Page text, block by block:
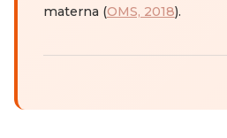
materna (OMS, 2018).